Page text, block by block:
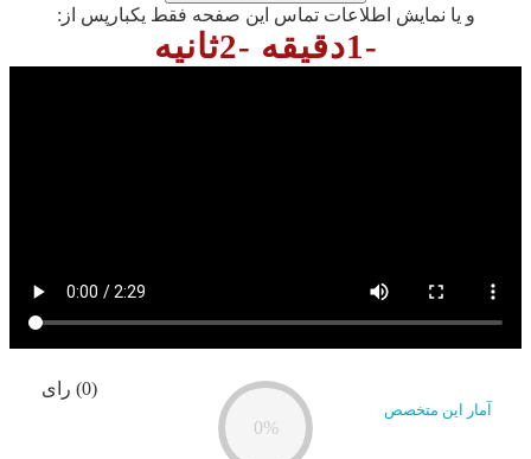
و یا نمایش اطلاعات تماس این صفحه فقط یکبارپس از:
-1دقیقه -2ثانیه
آمار این متخصص
(0) رای
0%